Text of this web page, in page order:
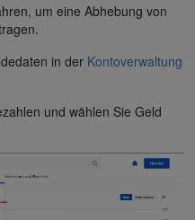
um eine Abhebung von
in der Kontoverwaltung
und wählen Sie Geld